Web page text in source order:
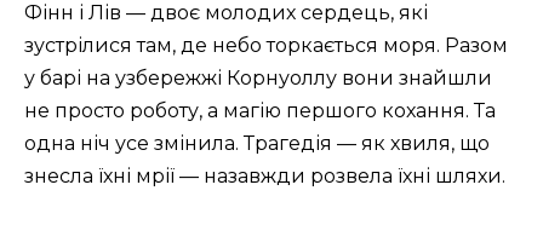
Фінн і Лів — двоє молодих сердець, які
зустрілися там, де небо торкається моря. Разом
у барі на узбережжі Корнуоллу вони знайшли
не просто роботу, а магію першого кохання. Та
одна ніч усе змінила. Трагедія — як хвиля, що
знесла їхні мрії — назавжди розвела їхні шляхи.